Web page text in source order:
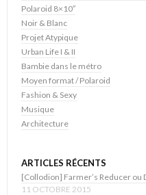
Polaroid 8×10″
Noir & Blanc
Projet Atypique
Urban Life I & II
Bambie dans le métro
Moyen format / Polaroid
Fashion & Sexy
Musique
Architecture
ARTICLES RÉCENTS
[Collodion] Farmer’s Reducer ou
11 OCTOBRE 2015